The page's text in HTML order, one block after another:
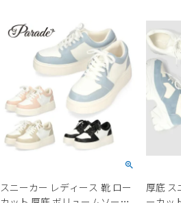
スニーカー レディース 靴 ロー
厚底 ス